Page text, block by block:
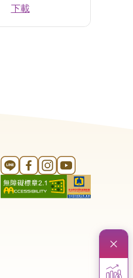
下載
Line 官方帳號
FB 官方帳號
Instagram 官方帳號
YouTube 官方帳號